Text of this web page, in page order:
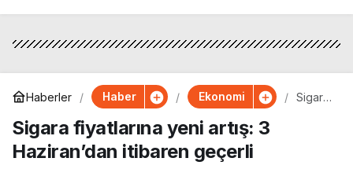
Haberler Haber Ekonomi
Sigara
Sigara fiyatlarına yeni artış: 3
Haziran’dan itibaren geçerli